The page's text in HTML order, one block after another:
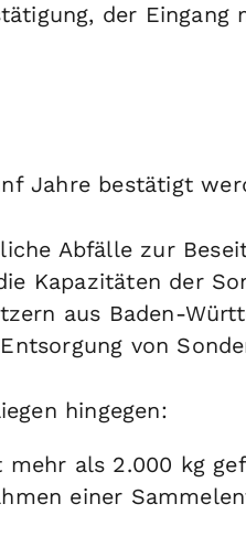
der Eingang
Jahre bestätigt
Abfälle zur
Kapazitäten der
aus Baden-
von
hingegen:
als 2.000 kg
einer